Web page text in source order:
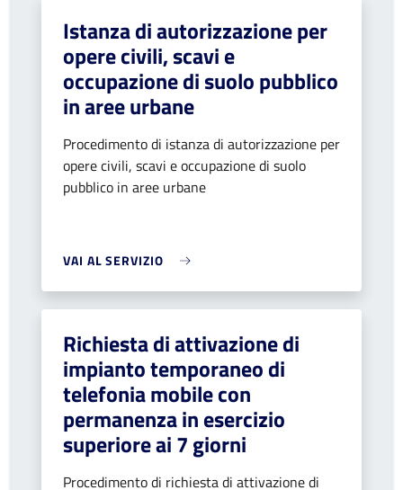
Istanza di autorizzazione per
opere civili, scavi e
occupazione di suolo pubblico
in aree urbane
Procedimento di istanza di autorizzazione per
opere civili, scavi e occupazione di suolo
pubblico in aree urbane
VAI AL SERVIZIO
Richiesta di attivazione di
impianto temporaneo di
telefonia mobile con
permanenza in esercizio
superiore ai 7 giorni
Procedimento di richiesta di attivazione di